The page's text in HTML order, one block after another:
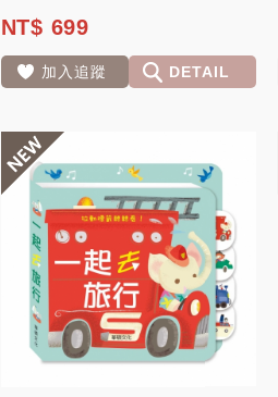
NT$ 699
加入追蹤 DETAIL